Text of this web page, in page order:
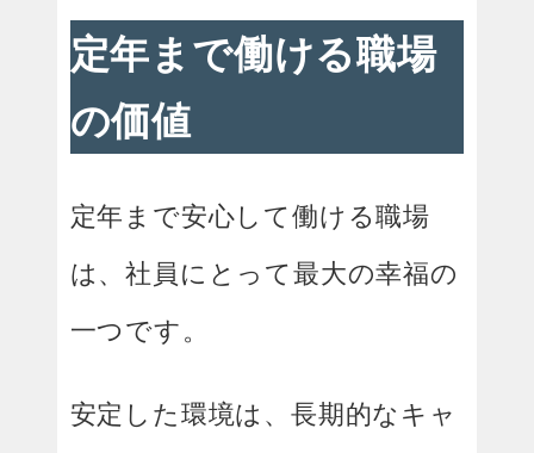
定年まで働ける職場
の価値
定年まで安心して働ける職場
は、社員にとって最大の幸福の
一つです。
安定した環境は、長期的なキャ